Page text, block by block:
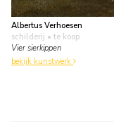
Albertus Verhoesen
schilderij • te koop
Vier sierkippen
bekijk kunstwerk